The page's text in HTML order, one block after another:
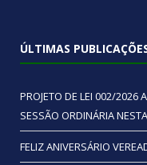
ÚLTIMAS
PROJETO DE LEI 002/2026
SESSÃO ORDINÁRIA
FELIZ ANIVERSÁRIO